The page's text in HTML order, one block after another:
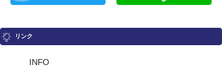
リンク
INFO